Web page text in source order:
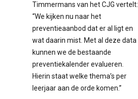
Timmermans van het CJG vertelt:
“We kijken nu naar het
preventieaanbod dat er al ligt en
wat daarin mist. Met al deze data
kunnen we de bestaande
preventiekalender evalueren.
Hierin staat welke thema’s per
leerjaar aan de orde komen.”